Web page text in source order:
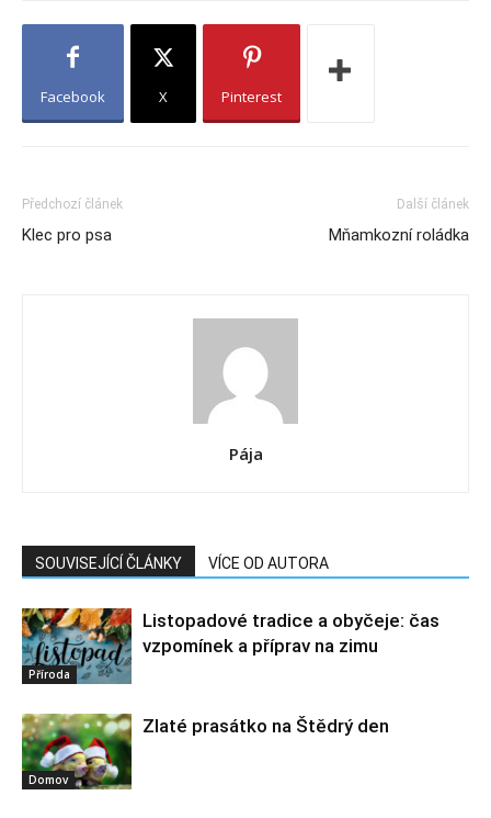
Facebook X Pinterest
Předchozí článek
Klec pro psa
Další článek
Mňamkozní roládka
Pája
SOUVISEJÍCÍ ČLÁNKY VÍCE OD AUTORA
Příroda
Listopadové tradice a obyčeje: čas
vzpomínek a příprav na zimu
Domov
Zlaté prasátko na Štědrý den